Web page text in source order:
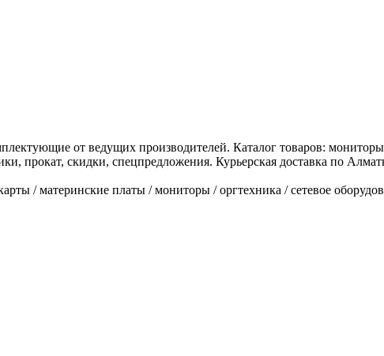
от ведущих производителей. Каталог товаров:
прокат, скидки, спецпредложения. Курьерская доставка по
/ материнские платы / мониторы / оргтехника / сетевое